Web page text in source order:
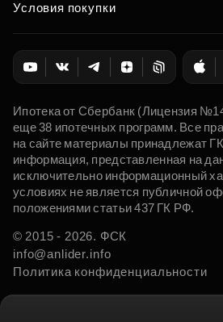
Условия покупки
Ипотека от Сбербанк (Лицензия
еще 38 ипотечных программ. Все
на сайте материалы принадлежат
информация, представленная на
исключительно информационный
условиях не является публичной
положениями статьи 437 ГК РФ.
© 2015 - 2026. ФСК
info@anlider.info
Политика конфиденциальности